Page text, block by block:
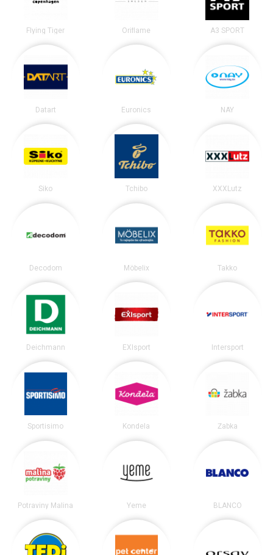
Flying Tiger Oriflame A3 SPORT
Datart Euronics NAY
Siko Tchibo XXXLutz
Decodom Möbelix Takko
Deichmann EXIsport Intersport
Sportisimo Kondela Žabka
Potraviny Malina Yeme BLANCO